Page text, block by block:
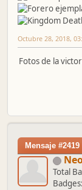
Octubre 28, 2018,
Fotos de la
Mensaje #2419
Total
Badges: